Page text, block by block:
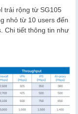
trải rộng từ SG105
nhỏ từ 10 users đến
Chi tiết thông tin như